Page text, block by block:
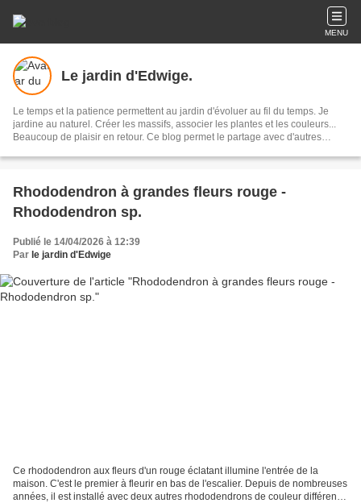
MENU
Le jardin d'Edwige.
Le temps et la patience permettent au jardin d'évoluer au fil du temps. Je
jardine au naturel. Créer les massifs, associer les plantes et les couleurs...
Beaucoup de plaisir en retour. Ce blog permet le partage avec d'autres
sont pas libres de droits, merci de me contacter pour toute utilisation.
Rhododendron à grandes fleurs rouge -
Rhododendron sp.
Publié le 14/04/2026 à 12:39
Par le jardin d'Edwige
Ce rhododendron aux fleurs d'un rouge éclatant illumine l'entrée de la
maison. C'est le premier à fleurir en bas de l'escalier. Depuis de nombreuses
années, il est installé avec deux autres rhododendrons de couleur différente,